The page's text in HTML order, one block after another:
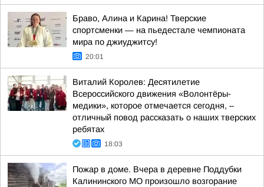
Браво, Алина и Карина! Тверские
спортсменки — на пьедестале чемпионата
мира по джиуджитсу!
20:01
Виталий Королев: Десятилетие
Всероссийского движения «Волонтёры-
медики», которое отмечается сегодня, –
отличный повод рассказать о наших тверских
ребятах
18:03
Пожар в доме. Вчера в деревне Поддубки
Калининского МО произошло возгорание